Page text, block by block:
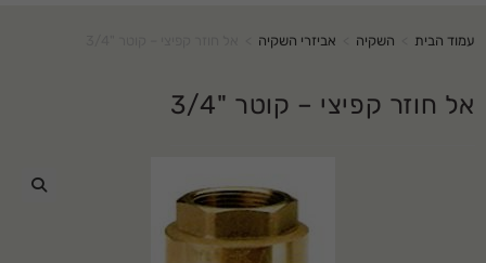
עמוד הבית השקיה אביזרי השקיה
אל חוזר קפיצי – קוטר "3/4